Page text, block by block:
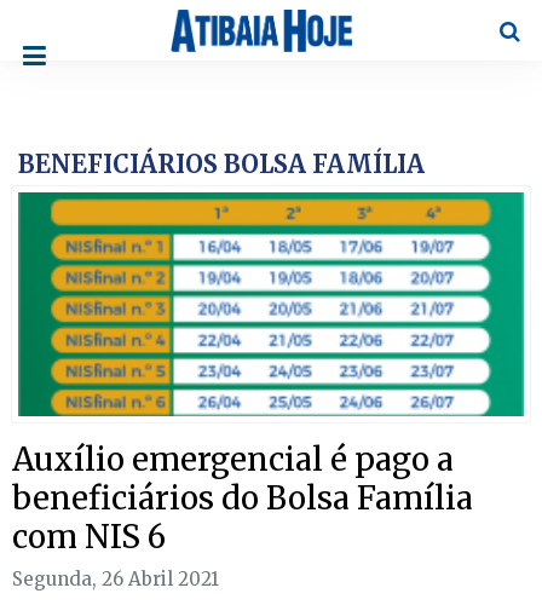
BENEFICIÁRIOS BOLSA FAMÍLIA
Auxílio emergencial é pago a
beneficiários do Bolsa Família
com NIS 6
Segunda, 26 Abril 2021